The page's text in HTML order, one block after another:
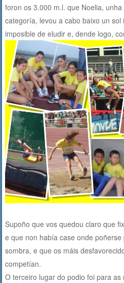
foron os 3.000 m.l. que Noelia,
categoría, levou a cabo baixo un
imposible de eludir e, dende logo,
Supoño que vos quedou claro que
e que non había case onde
sombra, e que os máis
competían.
O terceiro lugar do podio foi para